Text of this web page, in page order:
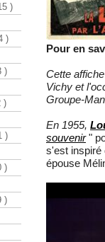
Pour en
Cette
Vichy et
Groupe-
En 1955,
souvenir"
s'est
épouse
)
)
)
)
)
)
)